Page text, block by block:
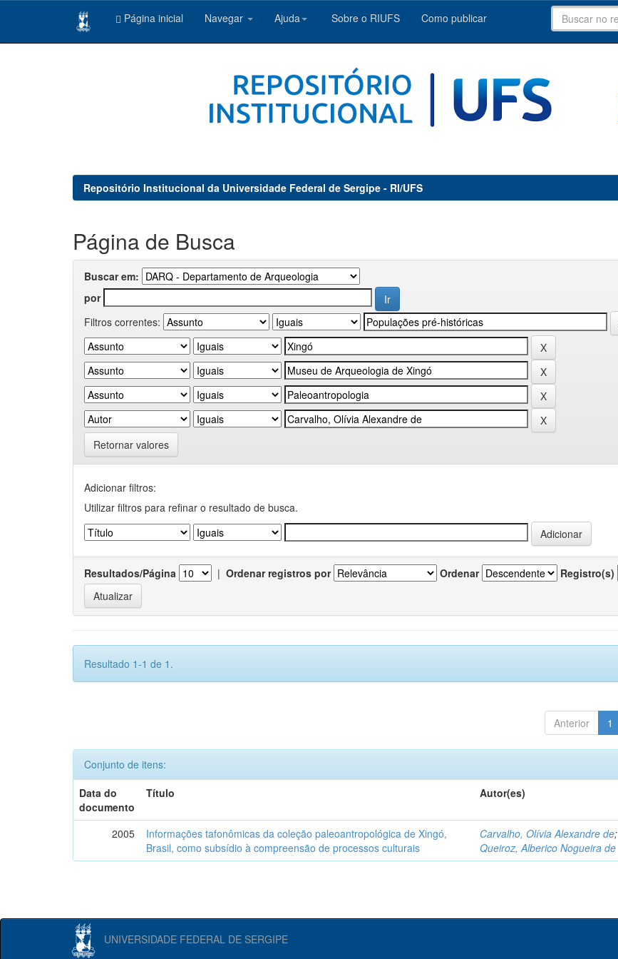
Página inicial Navegar Ajuda Sobre o RIUFS Como publicar
Repositório Institucional da Universidade Federal de Sergipe - RI/UFS
Página de Busca
Buscar em:
por
Filtros correntes:
Retornar valores
Adicionar filtros:
Utilizar filtros para refinar o resultado de busca.
Resultados/Página | Ordenar registros por Ordenar Registro(s)
Resultado 1-1 de 1.
Anterior 1
Conjunto de itens:
Data do
documento
Título Autor(es)
2005
Informações tafonômicas da coleção paleoantropológica de Xingó,
Brasil, como subsídio à compreensão de processos culturais
Carvalho, Olívia Alexandre de;
Queiroz, Alberico Nogueira de
UNIVERSIDADE FEDERAL DE SERGIPE